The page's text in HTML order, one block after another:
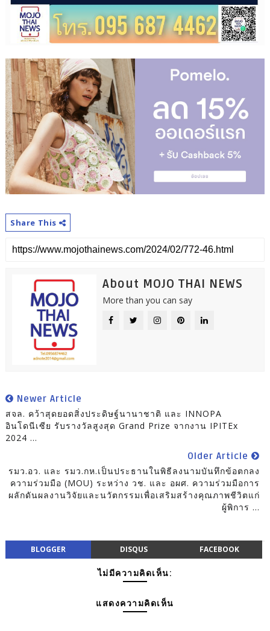
Share This
About MOJO THAI NEWS
More than you can say
Newer Article
สจล. คว้าสุดยอดสิ่งประดิษฐ์นานาชาติ และ INNOPA
อินโดนีเซีย รับรางวัลสูงสุด Grand Prize จากงาน IPITEx
2024 ...
Older Article
รมว.อว. และ รมว.กห.เป็นประธานในพิธีลงนามบันทึกข้อตกลง
ความร่วมมือ (MOU) ระหว่าง วช. และ อผศ. ความร่วมมือการ
ผลักดันผลงานวิจัยและนวัตกรรมเพื่อเสริมสร้างคุณภาพชีวิตแก่
ผู้พิการ ...
BLOGGER DISQUS FACEBOOK
ไม่มีความคิดเห็น:
แสดงความคิดเห็น